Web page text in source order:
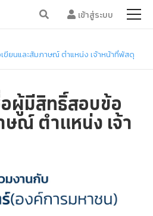
เข้าสู่ระบบ
ขียนและสัมภาษณ์ ตำแหน่ง เจ้าหน้าที่พัสดุ
ผู้มีสิทธิ์สอบข้อ
ษณ์ ตำแหน่ง เจ้า